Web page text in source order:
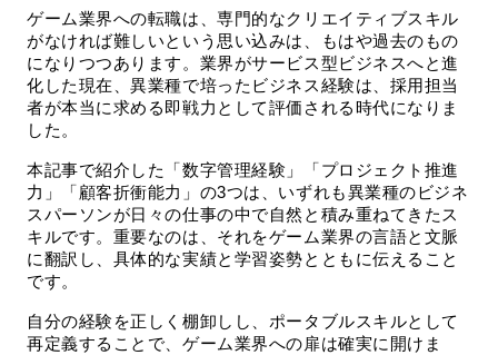
ゲーム業界への転職は、専門的なクリエイティブスキル
がなければ難しいという思い込みは、もはや過去のもの
になりつつあります。業界がサービス型ビジネスへと進
化した現在、異業種で培ったビジネス経験は、採用担当
者が本当に求める即戦力として評価される時代になりま
した。
本記事で紹介した「数字管理経験」「プロジェクト推進
力」「顧客折衝能力」の3つは、いずれも異業種のビジネ
スパーソンが日々の仕事の中で自然と積み重ねてきたス
キルです。重要なのは、それをゲーム業界の言語と文脈
に翻訳し、具体的な実績と学習姿勢とともに伝えること
です。
自分の経験を正しく棚卸しし、ポータブルスキルとして
再定義することで、ゲーム業界への扉は確実に開けま